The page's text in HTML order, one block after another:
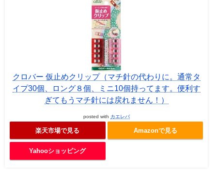
クロバー 仮止めクリップ（マチ針の代わりに。通常タ
イプ30個、ロング８個、ミニ10個持ってます。便利す
ぎてもうマチ針には戻れません！）
posted with カエレバ
楽天市場で見る Amazonで見る
Yahooショッピング